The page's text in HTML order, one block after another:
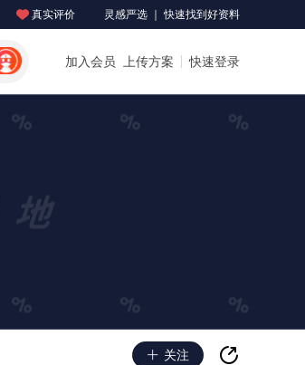
真实评价 灵感严选 ｜ 快速找到好资料
加入会员 上传方案 快速登录
关注